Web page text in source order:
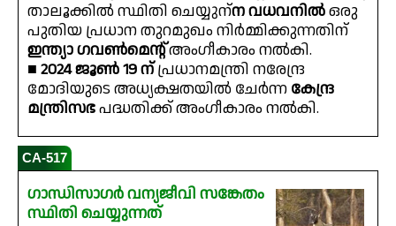
താലൂക്കിൽ സ്ഥിതി ചെയ്യുന്ന വധവനിൽഒരു
പുതിയ പ്രധാന തുറമുഖം നിർമ്മിക്കുന്നതിന്
ഇന്ത്യാ ഗവൺമെൻ്റ്അംഗീകാരം നൽകി.
■ 2024 ജൂൺ 19 ന്പ്രധാനമന്ത്രി നരേന്ദ്ര
മോദിയുടെ അധ്യക്ഷതയിൽ ചേർന്ന കേന്ദ്ര
മന്ത്രിസഭപദ്ധതിക്ക് അംഗീകാരം നൽകി.
CA-517
ഗാന്ധിസാഗർ വന്യജീവി സങ്കേതം
സ്ഥിതി ചെയ്യുന്നത്